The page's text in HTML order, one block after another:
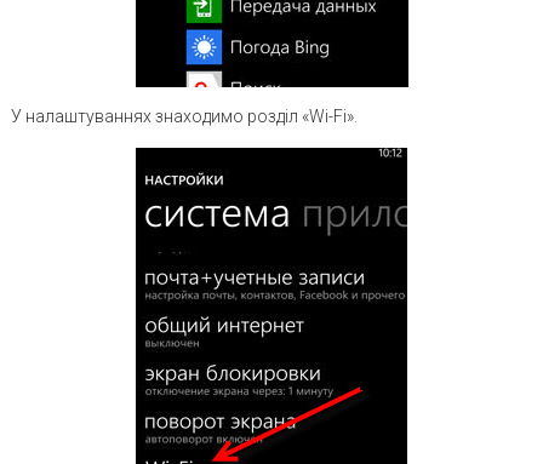
У налаштуваннях знаходимо розділ «Wi-Fi».